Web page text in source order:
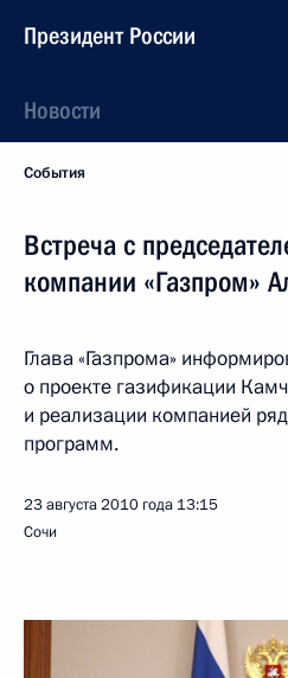
Президент России
Новости
События
Встреча с
компании «Газпром»
Глава «Газпрома»
о проекте газификации
и реализации компанией
программ.
23 августа 2010 года 13:15
Сочи